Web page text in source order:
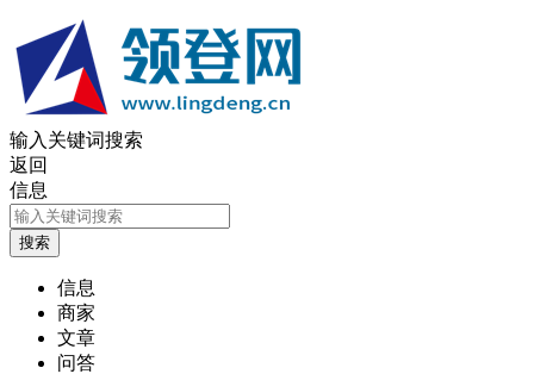
输入关键词搜索
返回
信息
信息
商家
文章
问答